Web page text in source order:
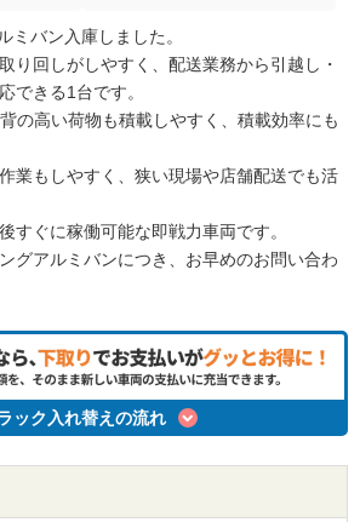
ミバン入庫しました。
り回しがしやすく、配送業務から引越し・
できる1台です。
の高い荷物も積載しやすく、積載効率にも
業もしやすく、狭い現場や店舗配送でも活
すぐに稼働可能な即戦力車両です。
グアルミバンにつき、お早めのお問い合わ
ック入れ替えの流れ